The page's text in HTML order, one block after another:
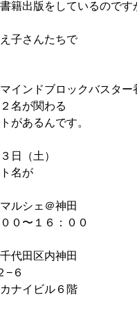
籍出版をしているのです
子さんたちで
インドブロックバスター
名が関わる
があるんです。
日（土）
名が
ルシェ＠神田
０〜１６：００
代田区内神田
−６
ナイビル６階